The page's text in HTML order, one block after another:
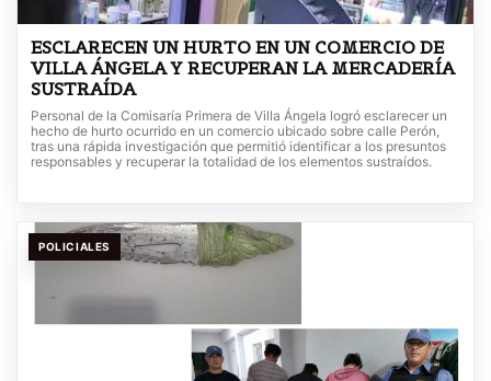
ESCLARECEN UN HURTO EN UN COMERCIO DE
VILLA ÁNGELA Y RECUPERAN LA MERCADERÍA
SUSTRAÍDA
Personal de la Comisaría Primera de Villa Ángela logró esclarecer un
hecho de hurto ocurrido en un comercio ubicado sobre calle Perón,
tras una rápida investigación que permitió identificar a los presuntos
responsables y recuperar la totalidad de los elementos sustraídos.
POLICIALES